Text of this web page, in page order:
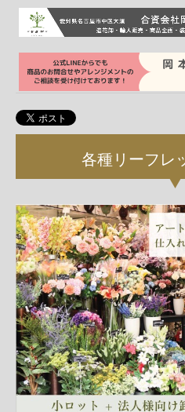
各種リーフレ